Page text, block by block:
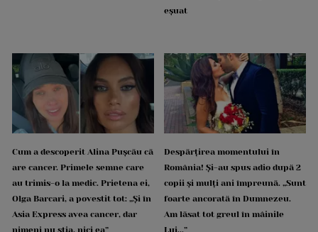
eșuat
Cum a descoperit Alina Pușcău că
are cancer. Primele semne care
au trimis-o la medic. Prietena ei,
Olga Barcari, a povestit tot: „Și în
Asia Express avea cancer, dar
nimeni nu știa, nici ea”
Despărțirea momentului în
România! Și-au spus adio după 2
copii și mulți ani împreună. „Sunt
foarte ancorată în Dumnezeu.
Am lăsat tot greul în mâinile
Lui...”